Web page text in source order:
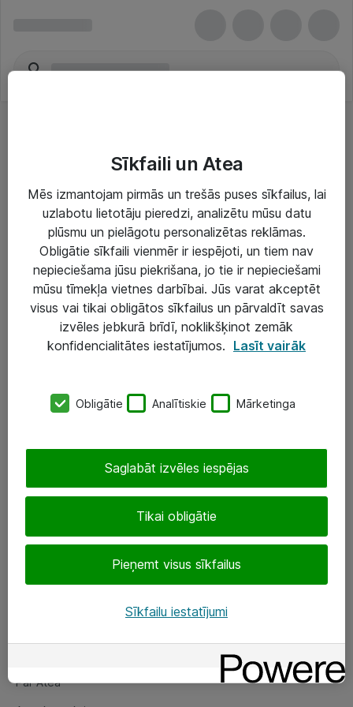
Risinājumi & Pakalpojumi
IT serviss un atbalsts
IT infrastruktūra
Darba vietu IT risinājumi
Serveri un datu centri
SIA „ATEA”
eShop@atea.lv
Sekojiet mums
Par Atea
Par Atea
Sīkfaili un Atea
Mēs izmantojam pirmās un trešās puses sīkfailus, lai
uzlabotu lietotāju pieredzi, analizētu mūsu datu
plūsmu un pielāgotu personalizētas reklāmas.
Obligātie sīkfaili vienmēr ir iespējoti, un tiem nav
nepieciešama jūsu piekrišana, jo tie ir nepieciešami
mūsu tīmekļa vietnes darbībai. Jūs varat akceptēt
visus vai tikai obligātos sīkfailus un pārvaldīt savas
izvēles jebkurā brīdī, noklikšķinot zemāk
konfidencialitātes iestatījumos. Lasīt vairāk
Obligātie Analītiskie Mārketinga
Tikai obligātie
Pieņemt visus sīkfailus
Saglabāt izvēles iespējas
Sīkfailu iestatījumi